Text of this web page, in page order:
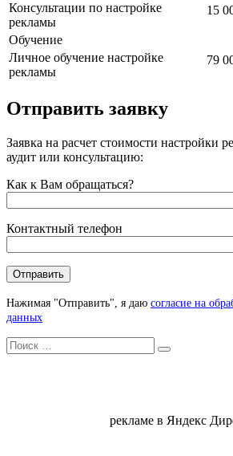
Консультации по настройке
рекламы
15
Обучение
Личное обучение настройке
рекламы
79
Отправить заявку
Заявка на расчет стоимости настройки
аудит или консультацию:
Как к Вам обращаться?
Контактный телефон
Нажимая "Отправить", я даю согласие на
данных
Искать
Search
рекламе в Яндекс